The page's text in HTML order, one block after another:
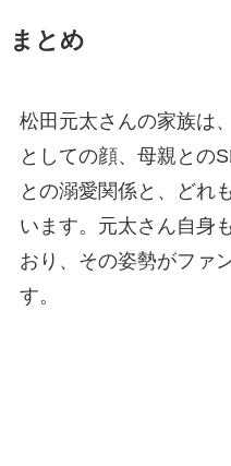
まとめ
松田元太さんの家族は
としての顔、母親との
との溺愛関係と、どれ
います。元太さん自身
おり、その姿勢がファ
す。